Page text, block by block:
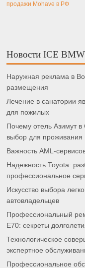
продажи Mohave в РФ
Новости ICE BMW
Наружная реклама в
размещения
Лечение в санатории
для пожилых
Почему отель Азимут
выбор для проживания
Важность AML-
Надежность Toyota:
профессиональное
Искусство выбора
автовладельцев
Профессиональный
E70: секреты
Технологическое
экспертное
Профессиональное